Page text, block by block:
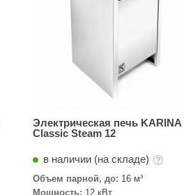
Электрическая печь KARINA
Classic Steam 12
в наличии (на складе)
Объем парной, до: 16 м³
Мощность: 12 кВт